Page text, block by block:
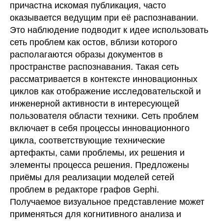
причастна искомая публикация, часто
оказывается ведущим при её распознавании.
Это наблюдение подводит к идее использовать
сеть проблем как остов, вблизи которого
располагаются образы документов в
пространстве распознавания. Такая сеть
рассматривается в контексте инновационных
циклов как отображение исследовательской и
инженерной активности в интересующей
пользователя области техники. Сеть проблем
включает в себя процессы инновационного
цикла, соответствующие технические
артефакты, сами проблемы, их решения и
элементы процесса решения. Предложены
приёмы для реализации моделей сетей
проблем в редакторе графов Gephi.
Получаемое визуальное представление может
применяться для когнитивного анализа и